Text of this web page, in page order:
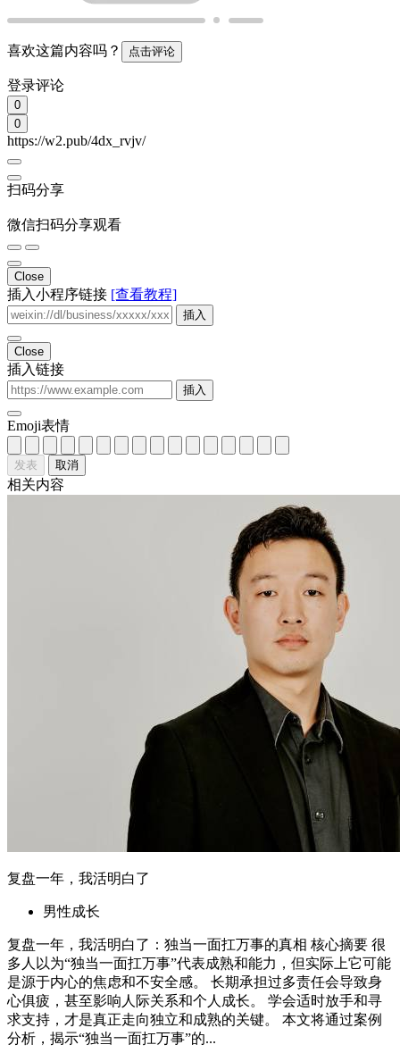
喜欢这篇内容吗？ 点击评论
登录评论
0
0
https://w2.pub/4dx_rvjv/
扫码分享
微信扫码分享观看
Close
插入小程序链接 [查看教程]
插入
Close
插入链接
插入
Emoji表情
发表 取消
复盘一年，我活明白了
男性成长
复盘一年，我活明白了：独当一面扛万事的真相 核心摘要 很
多人以为“独当一面扛万事”代表成熟和能力，但实际上它可能
是源于内心的焦虑和不安全感。 长期承担过多责任会导致身
心俱疲，甚至影响人际关系和个人成长。 学会适时放手和寻
求支持，才是真正走向独立和成熟的关键。 本文将通过案例